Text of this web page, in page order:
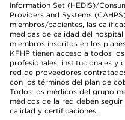
Information Set (HEDIS)/
Providers and Systems
miembros/pacientes, las
medidas de calidad del
miembros inscritos en los
KFHP tienen acceso a todos
profesionales, institucionales y
red de proveedores
con los términos del plan de
Todos los médicos del grupo
médicos de la red deben
calidad y certificaciones.